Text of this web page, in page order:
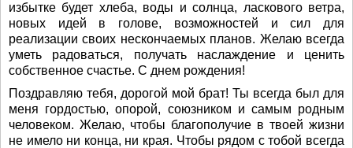
избытке будет хлеба, воды и солнца, ласкового ветра,
новых идей в голове, возможностей и сил для
реализации своих нескончаемых планов. Желаю всегда
уметь радоваться, получать наслаждение и ценить
собственное счастье. С днем рождения!
Поздравляю тебя, дорогой мой брат! Ты всегда был для
меня гордостью, опорой, союзником и самым родным
человеком. Желаю, чтобы благополучие в твоей жизни
не имело ни конца, ни края. Чтобы рядом с тобой всегда